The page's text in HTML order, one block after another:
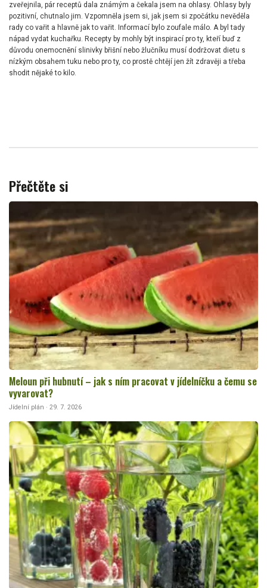
zveřejnila, pár receptů dala známým a čekala jsem na ohlasy. Ohlasy byly
pozitivní, chutnalo jim. Vzpomněla jsem si, jak jsem si zpočátku nevěděla
rady co vařit a hlavně jak to vařit. Informací bylo zoufale málo. A byl tady
nápad vydat kuchařku. Recepty by mohly být inspirací pro ty, kteří buď z
důvodu onemocnění slinivky břišní nebo žlučníku musí dodržovat dietu s
nízkým obsahem tuku nebo pro ty, co prostě chtějí jen žít zdravěji a třeba
shodit nějaké to kilo.
Přečtěte si
Meloun při hubnutí – jak s ním pracovat v jídelníčku a čemu se
vyvarovat?
Jídelní plán · 29. 7. 2026